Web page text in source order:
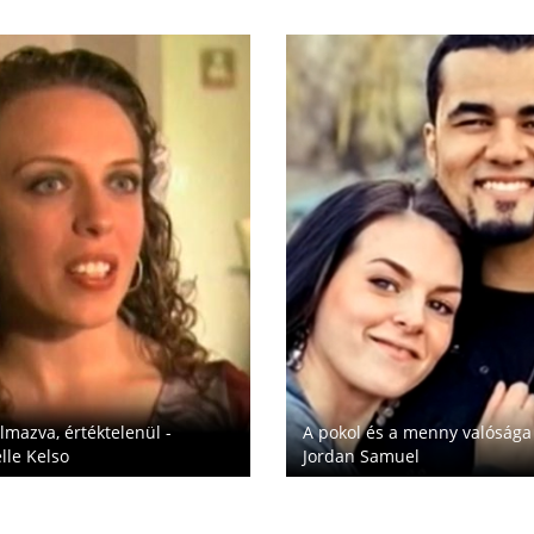
értéktelenül -
Kelso
A pokol és a menny
Jordan Samuel